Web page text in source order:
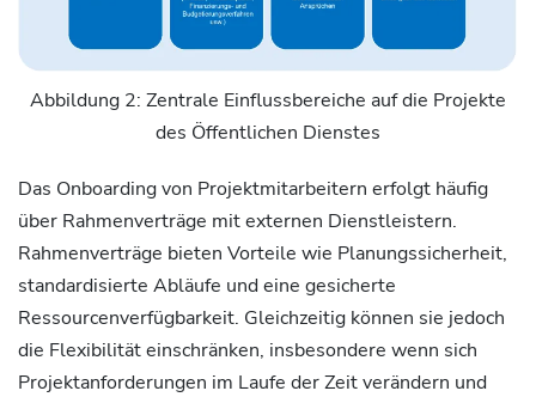
Abbildung 2: Zentrale Einflussbereiche auf die Projekte
des Öffentlichen Dienstes
Das Onboarding von Projektmitarbeitern erfolgt häufig
über Rahmenverträge mit externen Dienstleistern.
Rahmenverträge bieten Vorteile wie Planungssicherheit,
standardisierte Abläufe und eine gesicherte
Ressourcenverfügbarkeit. Gleichzeitig können sie jedoch
die Flexibilität einschränken, insbesondere wenn sich
Projektanforderungen im Laufe der Zeit verändern und